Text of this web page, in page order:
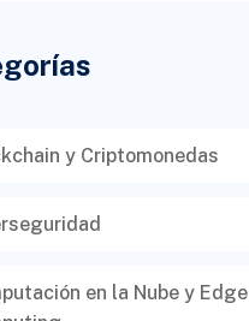
y Criptomonedas
en la Nube y Edge